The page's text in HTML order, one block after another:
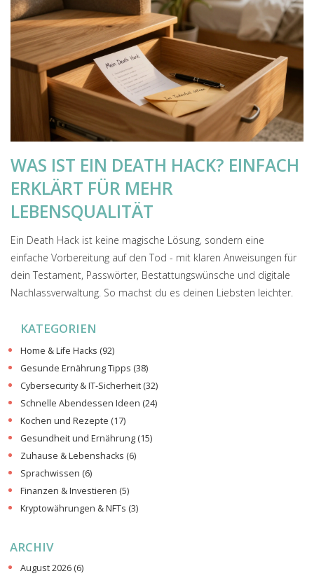
WAS IST EIN DEATH HACK? EINFACH
ERKLÄRT FÜR MEHR
LEBENSQUALITÄT
Ein Death Hack ist keine magische Lösung, sondern eine
einfache Vorbereitung auf den Tod - mit klaren Anweisungen für
dein Testament, Passwörter, Bestattungswünsche und digitale
Nachlassverwaltung. So machst du es deinen Liebsten leichter.
KATEGORIEN
Home & Life Hacks (92)
Gesunde Ernährung Tipps (38)
Cybersecurity & IT-Sicherheit (32)
Schnelle Abendessen Ideen (24)
Kochen und Rezepte (17)
Gesundheit und Ernährung (15)
Zuhause & Lebenshacks (6)
Sprachwissen (6)
Finanzen & Investieren (5)
Kryptowährungen & NFTs (3)
ARCHIV
August 2026 (6)